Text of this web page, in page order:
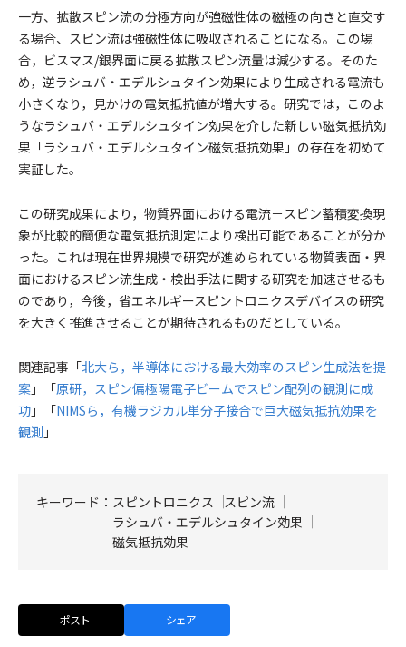
一方、拡散スピン流の分極方向が強磁性体の磁極の向きと直交す
る場合、スピン流は強磁性体に吸収されることになる。この場
合，ビスマス/銀界面に戻る拡散スピン流量は減少する。そのた
め，逆ラシュバ・エデルシュタイン効果により生成される電流も
小さくなり，見かけの電気抵抗値が増大する。研究では，このよ
うなラシュバ・エデルシュタイン効果を介した新しい磁気抵抗効
果「ラシュバ・エデルシュタイン磁気抵抗効果」の存在を初めて
実証した。
この研究成果により，物質界面における電流－スピン蓄積変換現
象が比較的簡便な電気抵抗測定により検出可能であることが分か
った。これは現在世界規模で研究が進められている物質表面・界
面におけるスピン流生成・検出手法に関する研究を加速させるも
のであり，今後，省エネルギースピントロニクスデバイスの研究
を大きく推進させることが期待されるものだとしている。
関連記事「北大ら，半導体における最大効率のスピン生成法を提
案 」「原研，スピン偏極陽電子ビームでスピン配列の観測に成
功 」「NIMSら，有機ラジカル単分子接合で巨大磁気抵抗効果を
観測 」
キーワード： スピントロニクス
スピン流
ラシュバ・エデルシュタイン効果
磁気抵抗効果
ポスト シェア